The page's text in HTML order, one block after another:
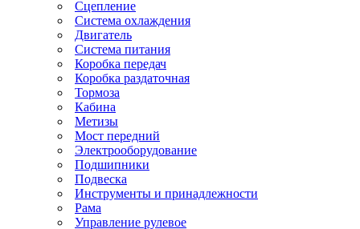
Сцепление
Система охлаждения
Двигатель
Система питания
Коробка передач
Коробка раздаточная
Тормоза
Кабина
Метизы
Мост передний
Электрооборудование
Подшипники
Подвеска
Инструменты и принадлежности
Рама
Управление рулевое